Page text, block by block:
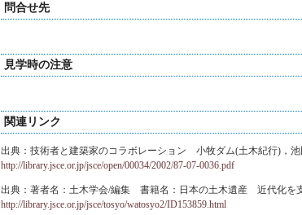
問合せ先
見学時の注意
関連リンク
出典：技術者と建築家のコラボレーション 小牧ダム(土木紀行)，
http://library.jsce.or.jp/jsce/open/00034/2002/87-07-0036.pdf
出典：著者名：土木学会/編集 書籍名：日本の土木遺産 近代化
http://library.jsce.or.jp/jsce/tosyo/watosyo2/ID153859.html